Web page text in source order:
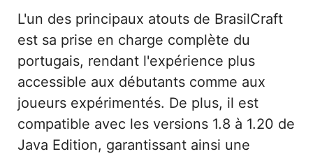
L'un des principaux atouts de BrasilCraft
est sa prise en charge complète du
portugais, rendant l'expérience plus
accessible aux débutants comme aux
joueurs expérimentés. De plus, il est
compatible avec les versions 1.8 à 1.20 de
Java Edition, garantissant ainsi une